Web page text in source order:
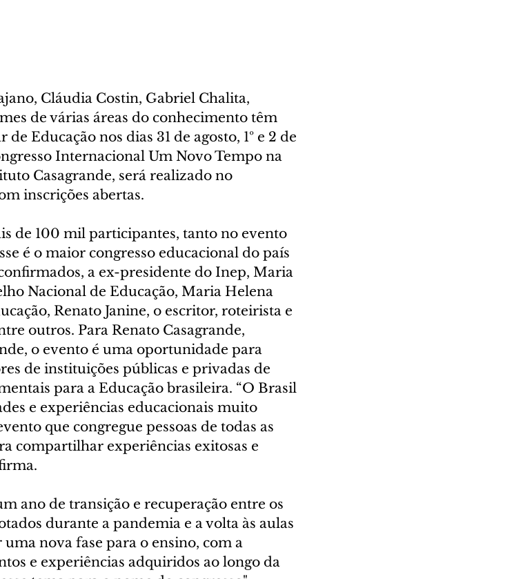
Cláudia Costin, Gabriel Chalita,
de várias áreas do conhecimento têm
Educação nos dias 31 de agosto, 1º e 2 de
Internacional Um Novo Tempo na
Casagrande, será realizado no
inscrições abertas.
de 100 mil participantes, tanto no evento
é o maior congresso educacional do país
a ex-presidente do Inep, Maria
Nacional de Educação, Maria Helena
Renato Janine, o escritor, roteirista e
outros. Para Renato Casagrande,
o evento é uma oportunidade para
de instituições públicas e privadas de
para a Educação brasileira. “O Brasil
e experiências educacionais muito
que congregue pessoas de todas as
compartilhar experiências exitosas e
ano de transição e recuperação entre os
durante a pandemia e a volta às aulas
nova fase para o ensino, com a
e experiências adquiridos ao longo da